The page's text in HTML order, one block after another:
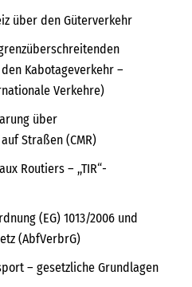
über den Güterverkehr
Kabotageverkehr –
Verkehre)
über
Straßen (CMR)
Routiers – ,,TIR“-
(EG) 1013/2006 und
(AbfVerbrG)
– gesetzliche Grundlagen